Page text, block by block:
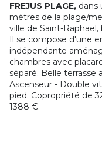
FREJUS PLAGE, dans
mètres de la plage/
ville de Saint-
Il se compose d'une
indépendante
chambres avec
séparé. Belle terrasse
Ascenseur - Double
pied. Copropriété de
1388 €.